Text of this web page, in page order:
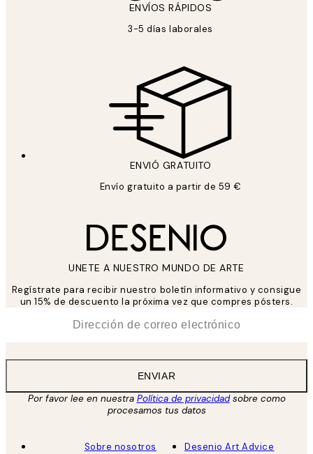
ENVÍOS RÁPIDOS
3-5 días laborales
ENVIÓ GRATUITO
Envío gratuito a partir de 59 €
UNETE A NUESTRO MUNDO DE ARTE
Regístrate para recibir nuestro boletín informativo y consigue
un 15% de descuento la próxima vez que compres pósters.
ENVIAR
Por favor lee en nuestra Política de privacidadsobre como
procesamos tus datos
Sobre nosotros
Desenio Art Advice